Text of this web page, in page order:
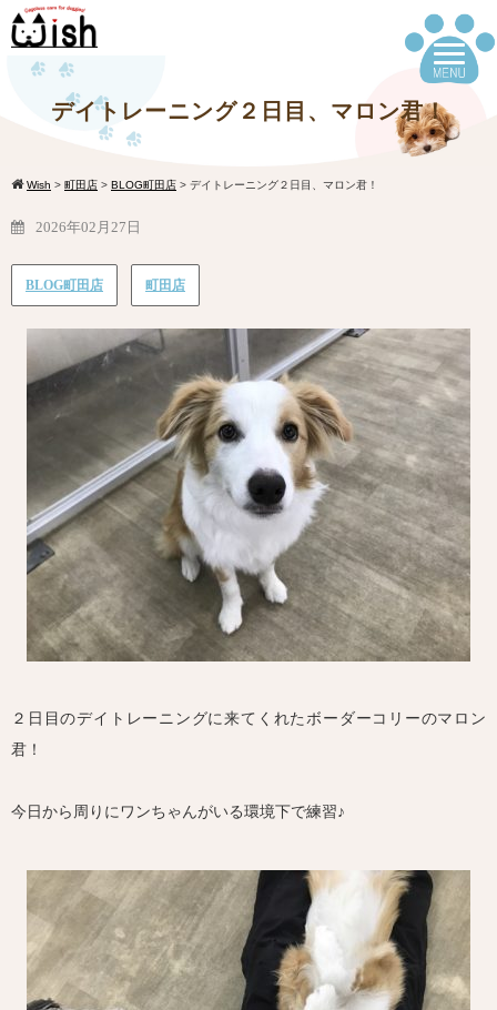
デイトレーニング２日目、マロン君！
Wish > 町田店 > BLOG町田店 > デイトレーニング２日目、マロン君！
2026年02月27日
BLOG町田店 町田店
２日目のデイトレーニングに来てくれたボーダーコリーのマロン
君！
今日から周りにワンちゃんがいる環境下で練習♪